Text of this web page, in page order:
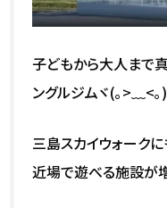
子どもから大人まで
ングルジムヾ(｡>﹏<｡
三島スカイウォーク
近場で遊べる施設が